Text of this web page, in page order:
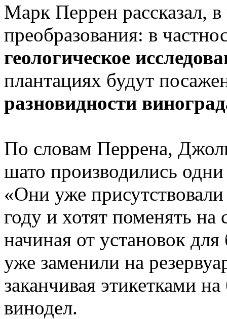
Марк Перрен рассказал,
преобразования: в
геологическое
плантациях будут
разновидности
По словам Перрена,
шато производились
«Они уже
году и хотят поменять на
начиная от установок
уже заменили на
заканчивая этикетками
винодел.